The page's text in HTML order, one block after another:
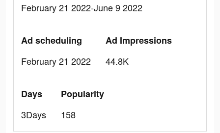
February 21 2022-June 9 2022
Ad scheduling
February 21 2022
Ad Impressions
44.8K
Days
3Days
Popularity
158